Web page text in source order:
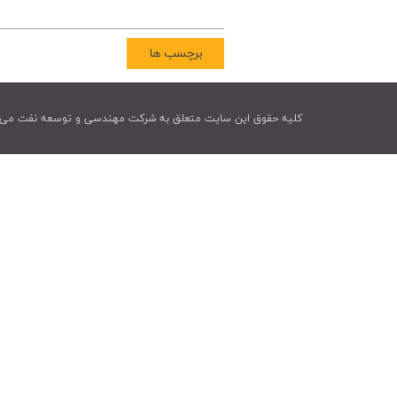
برچسب ها
کليه حقوق اين سايت متعلق به شرکت مهندسی و توسعه نفت می